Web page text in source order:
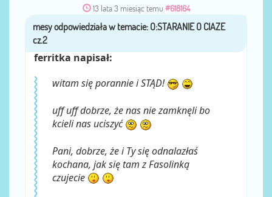
13 lata 3 miesiąc temu #618164
przezmesy
ferritka napisał:
witam się porannie i STĄD!
uff uff dobrze, że nas nie zamknęli bo
kcieli nas uciszyć
Pani, dobrze, że i Ty się odnalazłaś
kochana, jak się tam z Fasolinką
czujecie